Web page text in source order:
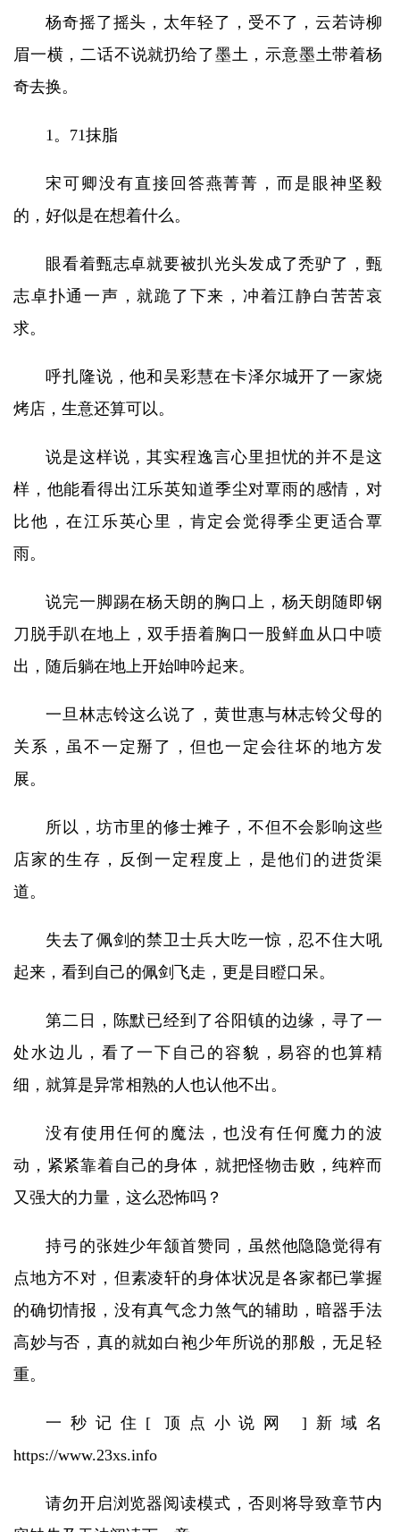
杨奇摇了摇头，太年轻了，受不了，云若诗柳
眉一横，二话不说就扔给了墨土，示意墨土带着杨
奇去换。
1。71抹脂
宋可卿没有直接回答燕菁菁，而是眼神坚毅
的，好似是在想着什么。
眼看着甄志卓就要被扒光头发成了秃驴了，甄
志卓扑通一声，就跪了下来，冲着江静白苦苦哀
求。
呼扎隆说，他和吴彩慧在卡泽尔城开了一家烧
烤店，生意还算可以。
说是这样说，其实程逸言心里担忧的并不是这
样，他能看得出江乐英知道季尘对覃雨的感情，对
比他，在江乐英心里，肯定会觉得季尘更适合覃
雨。
说完一脚踢在杨天朗的胸口上，杨天朗随即钢
刀脱手趴在地上，双手捂着胸口一股鲜血从口中喷
出，随后躺在地上开始呻吟起来。
一旦林志铃这么说了，黄世惠与林志铃父母的
关系，虽不一定掰了，但也一定会往坏的地方发
展。
所以，坊市里的修士摊子，不但不会影响这些
店家的生存，反倒一定程度上，是他们的进货渠
道。
失去了佩剑的禁卫士兵大吃一惊，忍不住大吼
起来，看到自己的佩剑飞走，更是目瞪口呆。
第二日，陈默已经到了谷阳镇的边缘，寻了一
处水边儿，看了一下自己的容貌，易容的也算精
细，就算是异常相熟的人也认他不出。
没有使用任何的魔法，也没有任何魔力的波
动，紧紧靠着自己的身体，就把怪物击败，纯粹而
又强大的力量，这么恐怖吗？
持弓的张姓少年颔首赞同，虽然他隐隐觉得有
点地方不对，但素凌轩的身体状况是各家都已掌握
的确切情报，没有真气念力煞气的辅助，暗器手法
高妙与否，真的就如白袍少年所说的那般，无足轻
重。
一秒记住[ 顶点小说网 ]新域名
https://www.23xs.info
请勿开启浏览器阅读模式，否则将导致章节内